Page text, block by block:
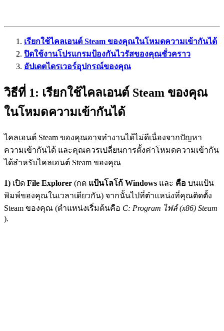
เรียกใช้ไคลเอนต์ Steam ของคุณในโหมดความเข้ากันได้
ปิดใช้งานโปรแกรมป้องกันไวรัสของคุณชั่วคราว
อัปเดตไดรเวอร์อุปกรณ์ของคุณ
วิธีที่ 1: เรียกใช้ไคลเอนต์ Steam ของคุณ
ในโหมดความเข้ากันได้
ไคลเอนต์ Steam ของคุณอาจทำงานได้ไม่ดีเนื่องจากปัญหา
ความเข้ากันได้ และคุณควรเปลี่ยนการตั้งค่าโหมดความเข้ากัน
ได้สำหรับไคลเอนต์ Steam ของคุณ
1) เปิด File Explorer (กด แป้นโลโก้ Windows และ คือ บนแป้น
พิมพ์ของคุณในเวลาเดียวกัน) จากนั้นไปที่ตำแหน่งที่คุณติดตั้ง
Steam ของคุณ (ตำแหน่งเริ่มต้นคือ C: Program ไฟล์ (x86) Steam
).